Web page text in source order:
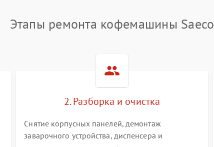
Этапы ремонта кофемашины Saeco
2. Разборка и очистка
Снятие корпусных панелей, демонтаж
заварочного устройства, диспенсера и